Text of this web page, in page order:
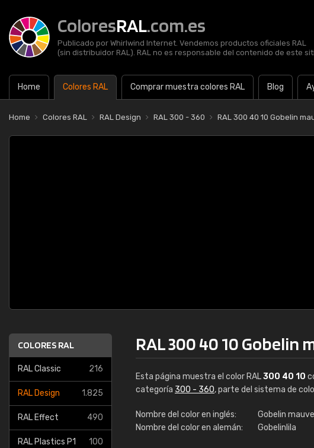
ColoresRAL.com.es
Publicado por Whirlwind Internet. Vendemos productos oficiales RAL
(sin distribuidor RAL). RAL no es responsable del contenido de este
Home Colores RAL Comprar muestra colores RAL Blog
Home Colores RAL RAL Design RAL 300 - 360 RAL 300 40 10 Gobelin
COLORES RAL
RAL Classic 216
RAL Design 1.825
RAL Effect 490
RAL Plastics P1 100
RAL 300 40 10 Gobelin
Esta página muestra el color RAL300 40 10
categoría 300 - 360, parte del sistema de
Nombre del color en inglés:
Gobelin mauve
Nombre del color en alemán:
Gobelinlila